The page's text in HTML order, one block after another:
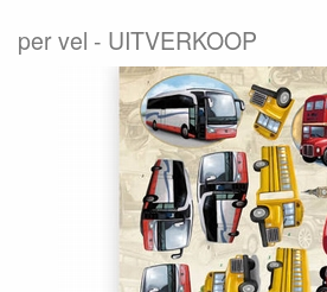
per vel UITVERKOOP